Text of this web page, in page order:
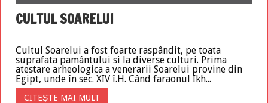
CULTUL SOARELUI
Cultul Soarelui a fost foarte raspândit, pe toata
suprafata pamântului si la diverse culturi. Prima
atestare arheologica a venerarii Soarelui provine din
Egipt, unde în sec. XIV î.H. Când faraonul Ikh...
CITEȘTE MAI MULT